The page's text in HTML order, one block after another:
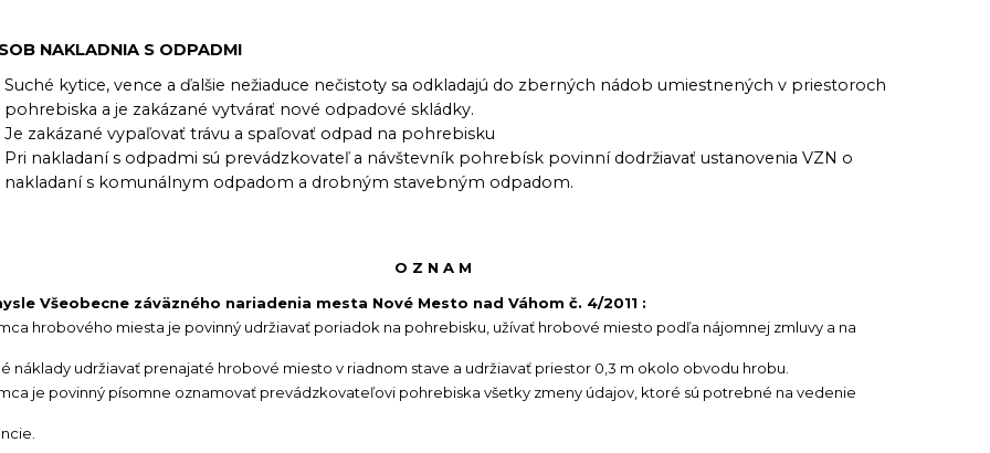
NAKLADNIA S ODPADMI
Suché kytice, vence a ďalšie nežiaduce nečistoty sa odkladajú do zberných nádob umiestnených v priestoroch
pohrebiska a je zakázané vytvárať nové odpadové skládky.
Je zakázané vypaľovať trávu a spaľovať odpad na pohrebisku
Pri nakladaní s odpadmi sú prevádzkovateľ a návštevník pohrebísk povinní dodržiavať ustanovenia VZN o
nakladaní s komunálnym odpadom a drobným stavebným odpadom.
O Z N A M
Všeobecne záväzného nariadenia mesta Nové Mesto nad Váhom č. 4/2011 :
hrobového miesta je povinný udržiavať poriadok na pohrebisku, užívať hrobové miesto podľa nájomnej zmluvy a na
náklady udržiavať prenajaté hrobové miesto v riadnom stave a udržiavať priestor 0,3 m okolo obvodu hrobu.
je povinný písomne oznamovať prevádzkovateľovi pohrebiska všetky zmeny údajov, ktoré sú potrebné na vedenie